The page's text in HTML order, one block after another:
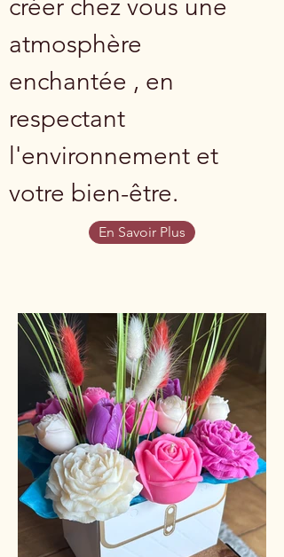
créer chez vous une
atmosphère
enchantée , en
respectant
l'environnement et
votre bien-être.
En Savoir Plus